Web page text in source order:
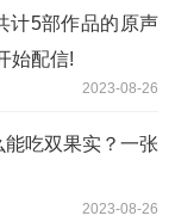
计5部作品的原声
始配信!
2023-08-26
吃双果实？一张
2023-08-26